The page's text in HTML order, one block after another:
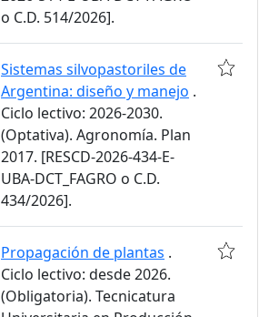
o C.D. 514/2026].
Sistemas silvopastoriles de
Argentina: diseño y manejo .
Ciclo lectivo: 2026-2030.
(Optativa). Agronomía. Plan
2017. [RESCD-2026-434-E-
UBA-DCT_FAGRO o C.D.
434/2026].
Propagación de plantas .
Ciclo lectivo: desde 2026.
(Obligatoria). Tecnicatura